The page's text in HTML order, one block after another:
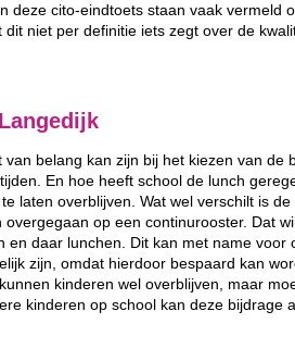
deze cito-eindtoets staan vaak vermeld
niet per definitie iets zegt over de
belang kan zijn bij het kiezen van de
En hoe heeft school de lunch
laten overblijven. Wat wel verschilt is
overgegaan op een continurooster. Dat
en daar lunchen. Dit kan met name voor
zijn, omdat hierdoor bespaard kan
kinderen wel overblijven, maar
kinderen op school kan deze bijdrage